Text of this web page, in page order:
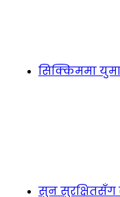
सिक्किममा
सुन सुरक्षितसँग